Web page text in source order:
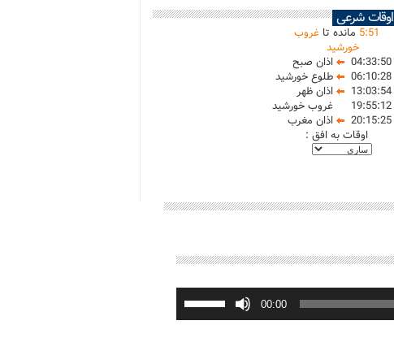
اوقات شرعی
5:51 مانده تاغروب
خورشید
04:33:50
اذان صبح
06:10:28
طلوع خورشید
13:03:54
اذان ظهر
19:55:12
غروب خورشید
20:15:25
اذان مغرب
اوقات به افق :
00:00
برای
افزایش
یا
صدا